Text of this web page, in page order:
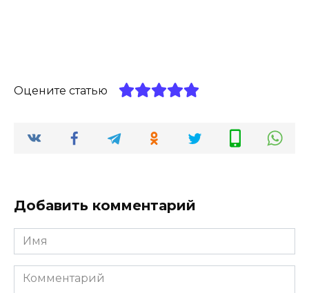
Оцените статью
Добавить комментарий
Имя
*
Комментарий